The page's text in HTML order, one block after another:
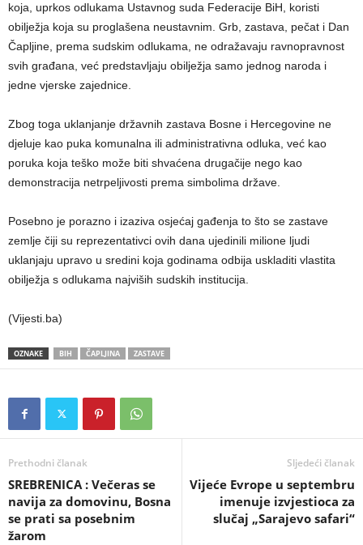
koja, uprkos odlukama Ustavnog suda Federacije BiH, koristi
obilježja koja su proglašena neustavnim. Grb, zastava, pečat i Dan
Čapljine, prema sudskim odlukama, ne odražavaju ravnopravnost
svih građana, već predstavljaju obilježja samo jednog naroda i
jedne vjerske zajednice.
Zbog toga uklanjanje državnih zastava Bosne i Hercegovine ne
djeluje kao puka komunalna ili administrativna odluka, već kao
poruka koja teško može biti shvaćena drugačije nego kao
demonstracija netrpeljivosti prema simbolima države.
Posebno je porazno i izaziva osjećaj gađenja to što se zastave
zemlje čiji su reprezentativci ovih dana ujedinili milione ljudi
uklanjaju upravo u sredini koja godinama odbija uskladiti vlastita
obilježja s odlukama najviših sudskih institucija.
(Vijesti.ba)
OZNAKE BIH ČAPLJINA ZASTAVE
Prethodni članak
SREBRENICA : Večeras se
navija za domovinu, Bosna
se prati sa posebnim
žarom
Sljedeći članak
​Vijeće Evrope u septembru
imenuje izvjestioca za
slučaj „Sarajevo safari“